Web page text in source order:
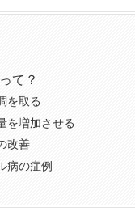
て？
を取る
を増加させる
改善
病の症例